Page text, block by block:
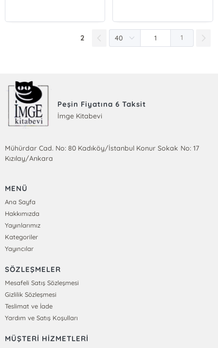
2 1
Peşin Fiyatına 6 Taksit
İmge Kitabevi
Mühürdar Cad. No: 80 Kadıköy/İstanbul Konur Sokak No: 17
Kızılay/Ankara
MENÜ
Ana Sayfa
Hakkımızda
Yayınlarımız
Kategoriler
Yayıncılar
SÖZLEŞMELER
Mesafeli Satış Sözleşmesi
Gizlilik Sözleşmesi
Teslimat ve İade
Yardım ve Satış Koşulları
MÜŞTERİ HİZMETLERİ